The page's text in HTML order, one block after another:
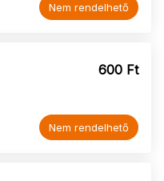
Nem rendelhető
600 Ft
Nem rendelhető